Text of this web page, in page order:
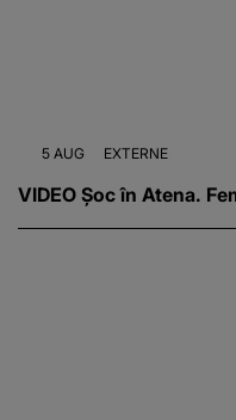
5 AUG EXTERNE
VIDEO Șoc în Atena.